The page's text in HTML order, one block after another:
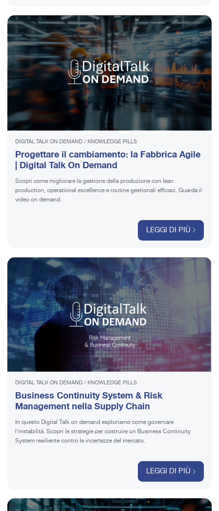
DIGITAL TALK ON DEMAND/ KNOWLEDGE PILLS
Progettare il cambiamento: la Fabbrica Agile
| Digital Talk On Demand
Scopri come migliorare la gestione della produzione con lean
production, operational excellence e routine gestionali efficaci. Guarda il
video on demand.
LEGGI DI PIÙ
DIGITAL TALK ON DEMAND/ KNOWLEDGE PILLS
Business Continuity System & Risk
Management nella Supply Chain
In questo Digital Talk on demand esploriamo come governare
l'instabilità. Scopri le strategie per costruire un Business Continuity
System resiliente contro le incertezze del mercato.
LEGGI DI PIÙ